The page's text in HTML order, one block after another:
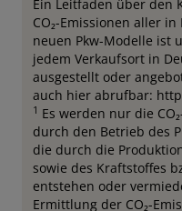
Ein Leitfaden über den
CO₂-Emissionen aller
neuen Pkw-Modelle ist
jedem Verkaufsort in
ausgestellt oder
auch hier abrufbar:
1 Es werden nur die
durch den Betrieb des
die durch die
sowie des Kraftstoffes
entstehen oder
Ermittlung der CO₂-